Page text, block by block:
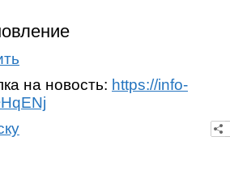
на новость: https://info-